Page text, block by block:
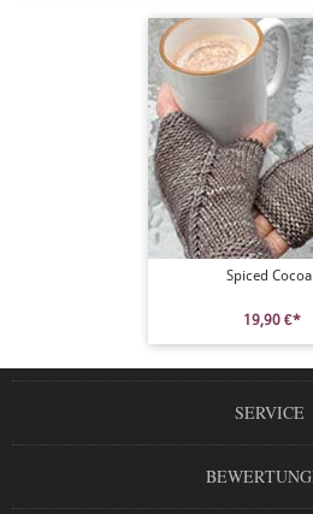
Spiced Cocoa
19,90 €*
SERVICE